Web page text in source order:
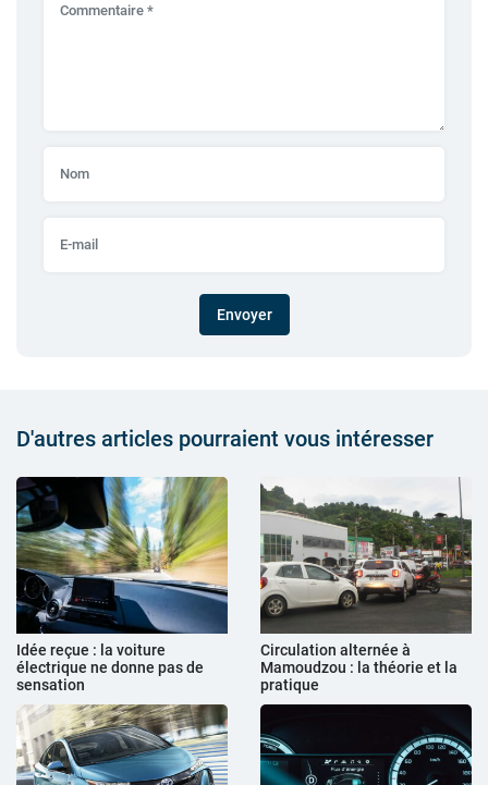
Envoyer
D'autres articles pourraient vous intéresser
Idée reçue : la voiture
électrique ne donne pas de
sensation
Circulation alternée à
Mamoudzou : la théorie et la
pratique